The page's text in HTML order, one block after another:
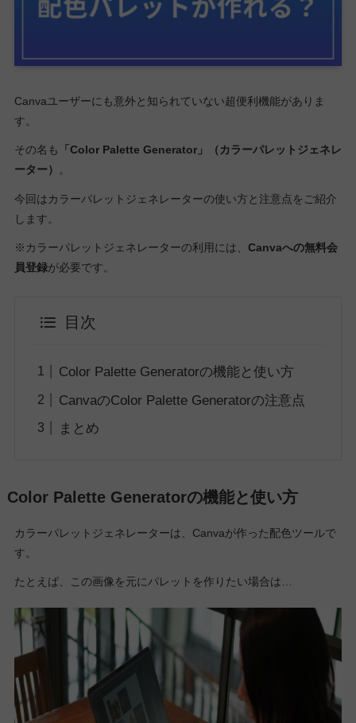
Canvaユーザーにも意外と知られていない超便利機能がありま
す。
その名も
「Color Palette Generator」（カラーパレットジェネレ
ーター） 。
今回はカラーパレットジェネレーターの使い方と注意点をご紹介
します。
※カラーパレットジェネレーターの利用には、 Canvaへの無料会
員登録が必要です。
目次
Color Palette Generatorの機能と使い方
CanvaのColor Palette Generatorの注意点
まとめ
Color Palette Generatorの機能と使い方
カラーパレットジェネレーターは、Canvaが作った配色ツールで
す。
たとえば、この画像を元にパレットを作りたい場合は…